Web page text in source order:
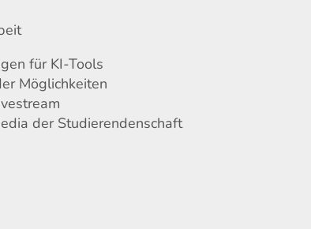
für KI-Tools
Möglichkeiten
der Studierendenschaft